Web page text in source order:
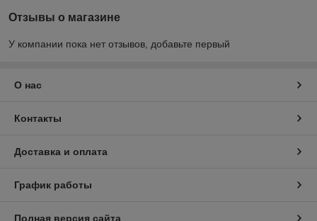
Отзывы о магазине
У компании пока нет отзывов, добавьте первый
О нас
Контакты
Доставка и оплата
График работы
Полная версия сайта